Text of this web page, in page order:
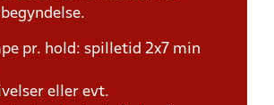
pr. hold: spilletid 2x7 min
eller evt.